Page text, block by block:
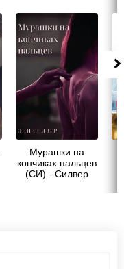
Мурашки на
кончиках пальцев
(СИ) - Силвер